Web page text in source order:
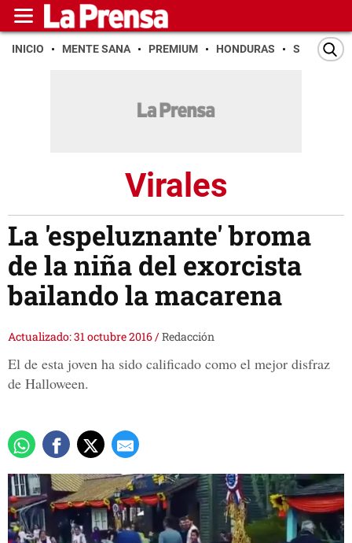
INICIO MENTE SANA PREMIUM HONDURAS SAN PEDRO
Virales
La 'espeluznante' broma
de la niña del exorcista
bailando la macarena
Actualizado: 31 octubre 2016/Redacción
El de esta joven ha sido calificado como el mejor disfraz
de Halloween.